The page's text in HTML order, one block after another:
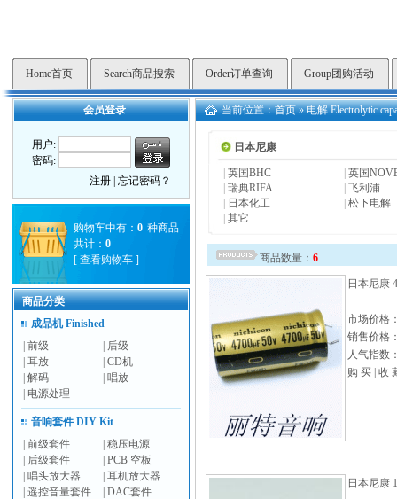
Home首页 Search商品搜索 Order订单查询 Group团购活动
会员登录
用户:
密码:
注册 |忘记密码？
购物车中有：0 种商品
共计：0
[ 查看购物车 ]
商品分类
成品机 Finished
|前级
后级
|耳放 |CD机
|解码 |唱放
电源处理
音响套件 DIY Kit
|前级套件 |稳压电源
后级套件 |PCB 空板
|唱头放大器 |耳机放大器
|遥控音量套件 |DAC套件
当前位置：首页»电解 Electrolytic
日本尼康
|英国BHC |英国
|瑞典RIFA |飞利浦
日本化工 |松下电解
|其它
商品数量：6
日本尼康
市场价格
销售价格
人气指数
购 买 |收
日本尼康